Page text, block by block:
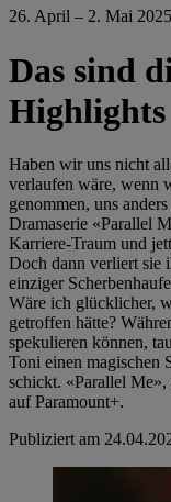
26. April – 2. Mai 2025
Das sind
Highlights
Haben wir uns nicht
verlaufen wäre, wenn
genommen, uns
Dramaserie «Parallel
Karriere-Traum und
Doch dann verliert sie
einziger
Wäre ich glücklicher,
getroffen hätte?
spekulieren können,
Toni einen magischen
schickt. «Parallel
auf Paramount+.
Publiziert am